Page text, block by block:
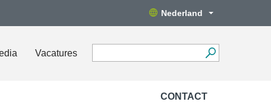
Nederland
Vacatures
CONTACT